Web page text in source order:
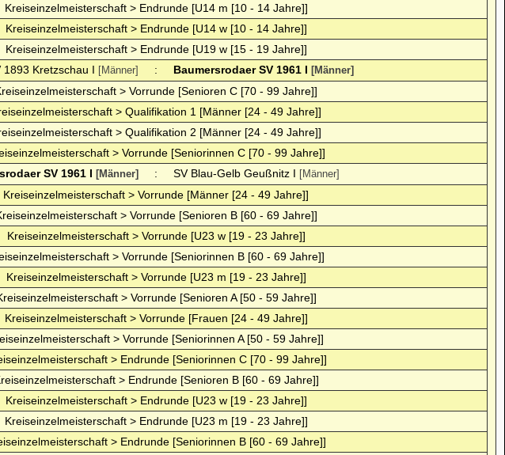
Kreiseinzelmeisterschaft > Endrunde [U14 m [10 - 14 Jahre]]
Kreiseinzelmeisterschaft > Endrunde [U14 w [10 - 14 Jahre]]
Kreiseinzelmeisterschaft > Endrunde [U19 w [15 - 19 Jahre]]
1893 Kretzschau I [Männer] : Baumersrodaer SV 1961 I [Männer]
> Vorrunde [Senioren C [70 - 99 Jahre]]
> Qualifikation 1 [Männer [24 - 49 Jahre]]
> Qualifikation 2 [Männer [24 - 49 Jahre]]
> Vorrunde [Seniorinnen C [70 - 99 Jahre]]
SV 1961 I [Männer] : SV Blau-Gelb Geußnitz I [Männer]
Kreiseinzelmeisterschaft > Vorrunde [Männer [24 - 49 Jahre]]
> Vorrunde [Senioren B [60 - 69 Jahre]]
Kreiseinzelmeisterschaft > Vorrunde [U23 w [19 - 23 Jahre]]
> Vorrunde [Seniorinnen B [60 - 69 Jahre]]
Kreiseinzelmeisterschaft > Vorrunde [U23 m [19 - 23 Jahre]]
> Vorrunde [Senioren A [50 - 59 Jahre]]
Kreiseinzelmeisterschaft > Vorrunde [Frauen [24 - 49 Jahre]]
> Vorrunde [Seniorinnen A [50 - 59 Jahre]]
> Endrunde [Seniorinnen C [70 - 99 Jahre]]
> Endrunde [Senioren B [60 - 69 Jahre]]
Kreiseinzelmeisterschaft > Endrunde [U23 w [19 - 23 Jahre]]
Kreiseinzelmeisterschaft > Endrunde [U23 m [19 - 23 Jahre]]
> Endrunde [Seniorinnen B [60 - 69 Jahre]]